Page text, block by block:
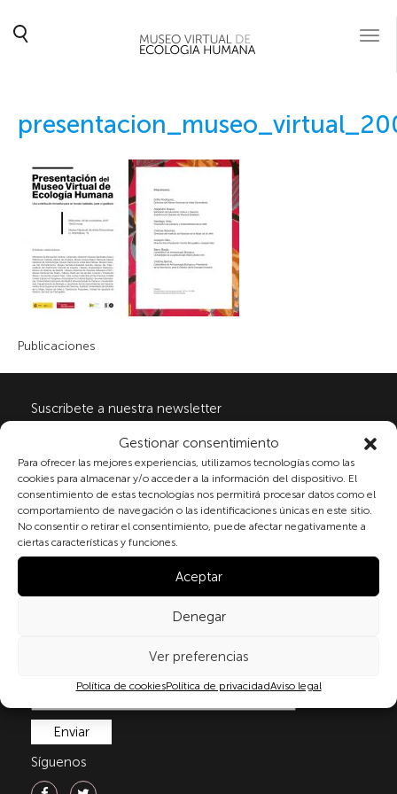
Gestionar consentimiento
Para ofrecer las mejores experiencias, utilizamos tecnologías como las
cookies para almacenar y/o acceder a la información del dispositivo. El
consentimiento de estas tecnologías nos permitirá procesar datos como el
comportamiento de navegación o las identificaciones únicas en este sitio.
No consentir o retirar el consentimiento, puede afectar negativamente a
ciertas características y funciones.
Aceptar
Denegar
Ver preferencias
Política de cookiesPolítica de privacidadAviso legal
Publicaciones
Suscribete a nuestra newsletter
Al marcar la casilla y enviar este formulario, usted
consiente expresamente el tratamiento de sus datos
personales conforme a la normativa vigente en
materia de protección de datos personales, en
particular, de acuerdo con lo dispuesto en el
Reglamento (UE) 2016/679 del Parlamento Europeo y
Orgánica 3/2018, de 5 de diciembre, de Protección de
Datos Personales y garantía de los derechos
política de privacidad
Síguenos